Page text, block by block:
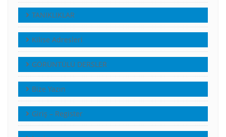
TANIKLIKLAR
Kilise Adresleri
GÖRÜNTÜLÜ DERSLER
Bize Yazın
Giriş – Register